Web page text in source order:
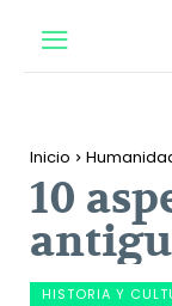
Inicio
10
HISTORIA Y